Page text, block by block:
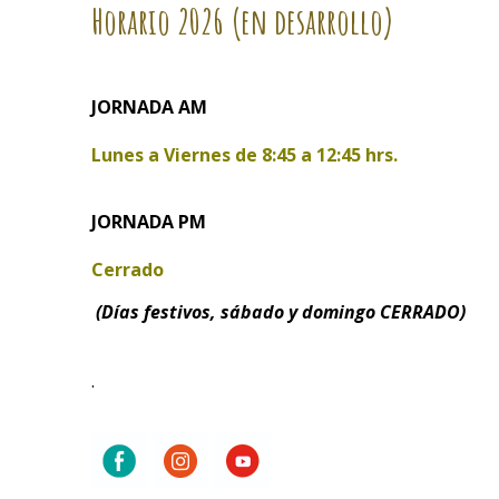
Horario 2026 (en desarrollo)
JORNADA AM
Lunes a Viernes de 8:45 a 12:45 hrs.
JORNADA PM
Cerrado
(Días festivos, sábado y domingo CERRADO)
.